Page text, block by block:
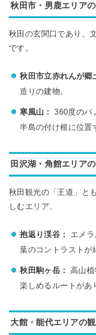
秋田市・男鹿エリア
秋田の玄関口であり、
です。
秋田市立赤れんが郷
造りの建物。
寒風山：
360度のパ
半島の付け根に位置
田沢湖・角館エリア
秋田観光の「王道」と
しむエリア。
抱返り渓谷：
エメ
葉のコントラストが
秋田駒ヶ岳：
高山
楽しめるルートがあ
大館・能代エリアの